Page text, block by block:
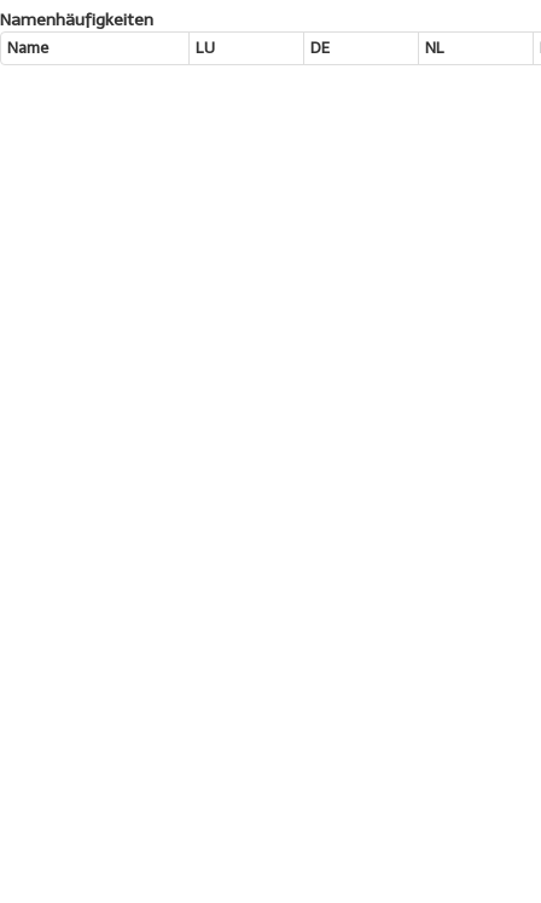
Namenhäufigkeiten
Name LU DE NL